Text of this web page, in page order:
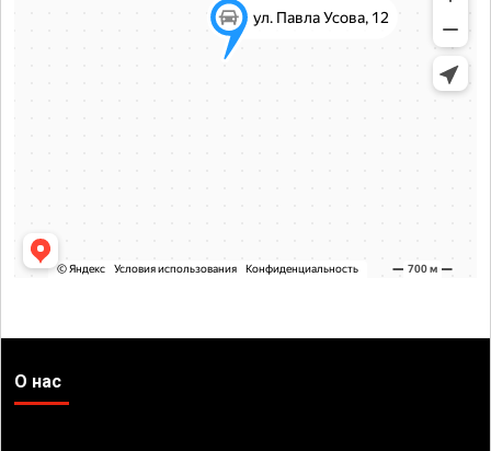
О нас